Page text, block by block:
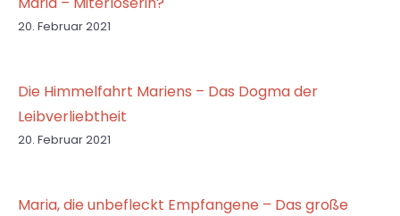
20. Februar 2021
Die Himmelfahrt Mariens – Das Dogma der
Leibverliebtheit
20. Februar 2021
Maria, die unbefleckt Empfangene – Das große